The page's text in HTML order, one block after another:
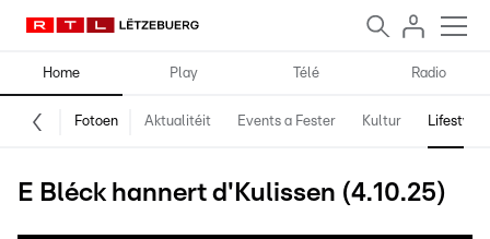
Home Play Télé Radio
Fotoen Aktualitéit Events a Fester Kultur Lifestyle
E Bléck hannert d'Kulissen (4.10.25)